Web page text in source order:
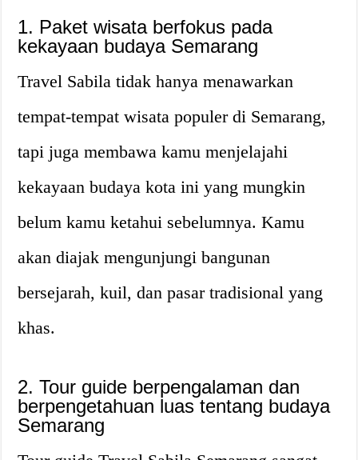
1. Paket wisata berfokus pada
kekayaan budaya Semarang
Travel Sabila tidak hanya menawarkan
tempat-tempat wisata populer di Semarang,
tapi juga membawa kamu menjelajahi
kekayaan budaya kota ini yang mungkin
belum kamu ketahui sebelumnya. Kamu
akan diajak mengunjungi bangunan
bersejarah, kuil, dan pasar tradisional yang
khas.
2. Tour guide berpengalaman dan
berpengetahuan luas tentang budaya
Semarang